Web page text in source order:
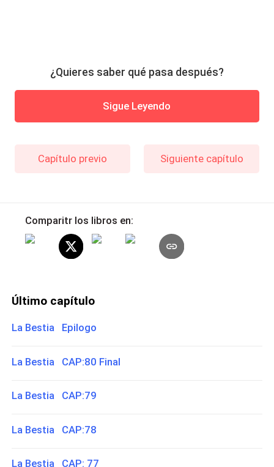
¿Quieres saber qué pasa después?
Sigue Leyendo
Capítulo previo Siguiente capítulo
Comparitr los libros en:
Último capítulo
La Bestia Epilogo
La Bestia CAP:80 Final
La Bestia CAP:79
La Bestia CAP:78
La Bestia CAP: 77